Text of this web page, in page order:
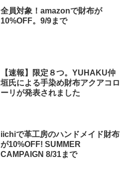
全員対象！amazonで財布が
10%OFF。9/9まで
【速報】限定８つ。YUHAKU仲
垣氏による手染め財布アクアコロ
ーリが発表されました
iichiで革工房のハンドメイド財布
が10%OFF! SUMMER
CAMPAIGN 8/31まで